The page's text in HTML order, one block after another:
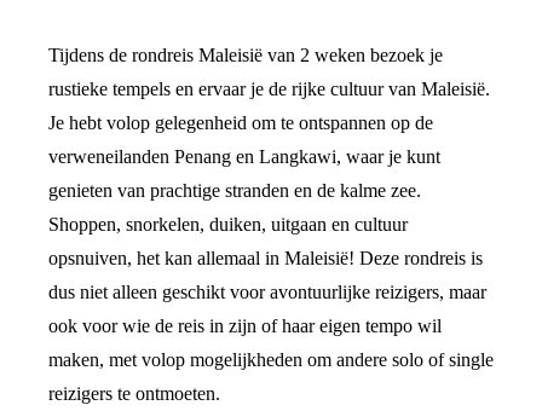
Tijdens de rondreis Maleisië van 2 weken bezoek je
rustieke tempels en ervaar je de rijke cultuur van Maleisië.
Je hebt volop gelegenheid om te ontspannen op de
verweneilanden Penang en Langkawi, waar je kunt
genieten van prachtige stranden en de kalme zee.
Shoppen, snorkelen, duiken, uitgaan en cultuur
opsnuiven, het kan allemaal in Maleisië! Deze rondreis is
dus niet alleen geschikt voor avontuurlijke reizigers, maar
ook voor wie de reis in zijn of haar eigen tempo wil
maken, met volop mogelijkheden om andere solo of single
reizigers te ontmoeten.